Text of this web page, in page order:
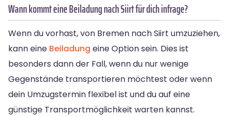
Wann kommt eine Beiladung nach Siirt für dich infrage?
Wenn du vorhast, von Bremen nach Siirt umzuziehen,
kann eine Beiladung eine Option sein. Dies ist
besonders dann der Fall, wenn du nur wenige
Gegenstände transportieren möchtest oder wenn
dein Umzugstermin flexibel ist und du auf eine
günstige Transportmöglichkeit warten kannst.